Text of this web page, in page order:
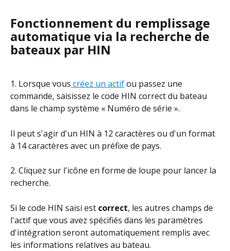
Fonctionnement du remplissage
automatique via la recherche de
bateaux par HIN
1. Lorsque vous créez un actif ou passez une
commande, saisissez le code HIN correct du bateau
dans le champ système « Numéro de série ».
Il peut s'agir d'un HIN à 12 caractères ou d'un format
à 14 caractères avec un préfixe de pays.
2. Cliquez sur l'icône en forme de loupe pour lancer la
recherche.
Si le code HIN saisi est correct, les autres champs de
l'actif que vous avez spécifiés dans les paramètres
d'intégration seront automatiquement remplis avec
les informations relatives au bateau.